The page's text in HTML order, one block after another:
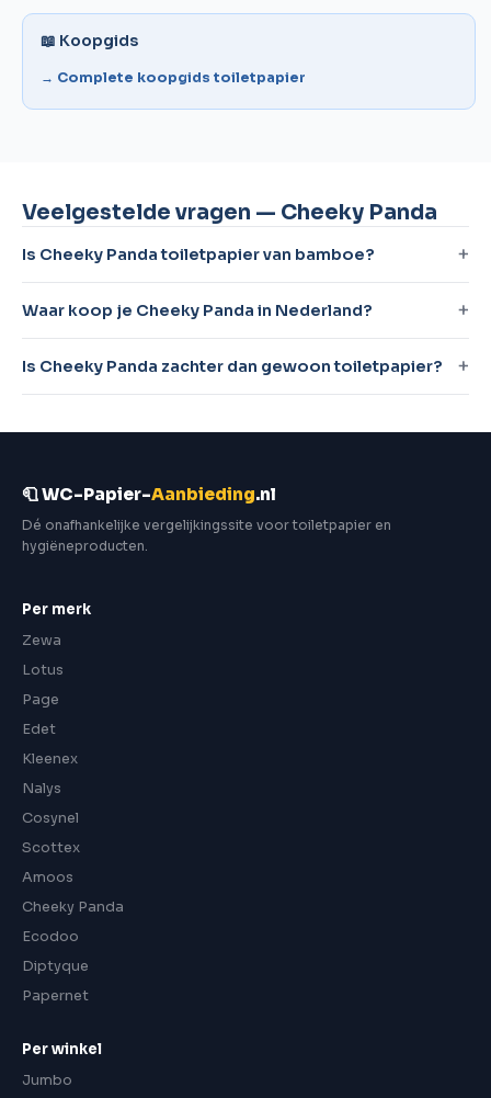
📖 Koopgids
→ Complete koopgids toiletpapier
Veelgestelde vragen — Cheeky Panda
Is Cheeky Panda toiletpapier van bamboe?
Waar koop je Cheeky Panda in Nederland?
Is Cheeky Panda zachter dan gewoon toiletpapier?
🧻 WC-Papier-Aanbieding.nl
Dé onafhankelijke vergelijkingssite voor toiletpapier en
hygiëneproducten.
Per merk
Zewa
Lotus
Page
Edet
Kleenex
Nalys
Cosynel
Scottex
Amoos
Cheeky Panda
Ecodoo
Diptyque
Papernet
Per winkel
Jumbo